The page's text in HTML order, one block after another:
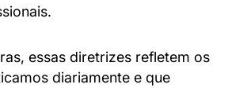
essas diretrizes refletem os
diariamente e que